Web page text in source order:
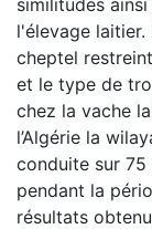
similitudes
l'élevage laitier.
cheptel
et le type de
chez la vache
l’Algérie la
conduite sur 75
pendant la
résultats